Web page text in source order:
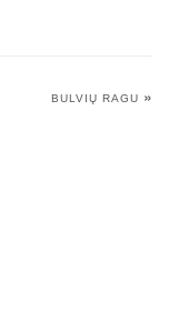
BULVIŲ RAGU »